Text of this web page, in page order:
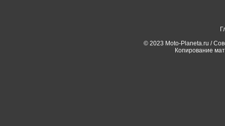
© 2023 Moto-Planeta.ru /
Копирование